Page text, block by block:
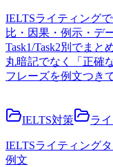
IELTSライティング
比・因果・例示・デ
Task1/Task2別でま
丸暗記でなく「正確
フレーズを例文つき
IELTS対策 ラ
IELTSライティング
例文